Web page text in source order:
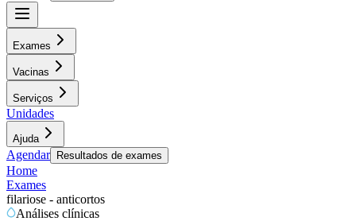
Exames
Vacinas
Serviços
Unidades
Ajuda
Agendar Resultados de exames
Home
Exames
filariose - anticortos
Análises clínicas